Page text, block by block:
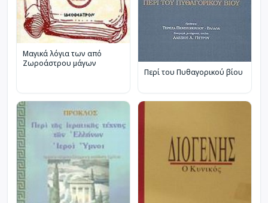
Μαγικά λόγια των από
Ζωροάστρου μάγων
Περί του Πυθαγορικού βίου